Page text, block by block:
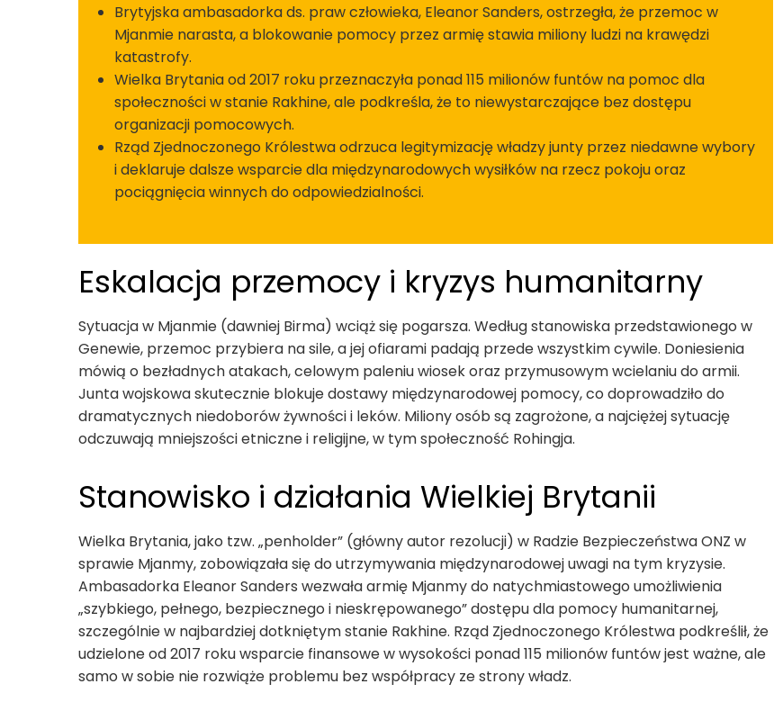
Brytyjska ambasadorka ds. praw człowieka, Eleanor Sanders, ostrzegła, że przemoc w
Mjanmie narasta, a blokowanie pomocy przez armię stawia miliony ludzi na krawędzi
katastrofy.
Wielka Brytania od 2017 roku przeznaczyła ponad 115 milionów funtów na pomoc dla
społeczności w stanie Rakhine, ale podkreśla, że to niewystarczające bez dostępu
organizacji pomocowych.
Rząd Zjednoczonego Królestwa odrzuca legitymizację władzy junty przez niedawne wybory
i deklaruje dalsze wsparcie dla międzynarodowych wysiłków na rzecz pokoju oraz
pociągnięcia winnych do odpowiedzialności.
Eskalacja przemocy i kryzys humanitarny
Sytuacja w Mjanmie (dawniej Birma) wciąż się pogarsza. Według stanowiska przedstawionego w
Genewie, przemoc przybiera na sile, a jej ofiarami padają przede wszystkim cywile. Doniesienia
mówią o bezładnych atakach, celowym paleniu wiosek oraz przymusowym wcielaniu do armii.
Junta wojskowa skutecznie blokuje dostawy międzynarodowej pomocy, co doprowadziło do
dramatycznych niedoborów żywności i leków. Miliony osób są zagrożone, a najciężej sytuację
odczuwają mniejszości etniczne i religijne, w tym społeczność Rohingja.
Stanowisko i działania Wielkiej Brytanii
Wielka Brytania, jako tzw. „penholder” (główny autor rezolucji) w Radzie Bezpieczeństwa ONZ w
sprawie Mjanmy, zobowiązała się do utrzymywania międzynarodowej uwagi na tym kryzysie.
Ambasadorka Eleanor Sanders wezwała armię Mjanmy do natychmiastowego umożliwienia
„szybkiego, pełnego, bezpiecznego i nieskrępowanego” dostępu dla pomocy humanitarnej,
szczególnie w najbardziej dotkniętym stanie Rakhine. Rząd Zjednoczonego Królestwa podkreślił, że
udzielone od 2017 roku wsparcie finansowe w wysokości ponad 115 milionów funtów jest ważne, ale
samo w sobie nie rozwiąże problemu bez współpracy ze strony władz.